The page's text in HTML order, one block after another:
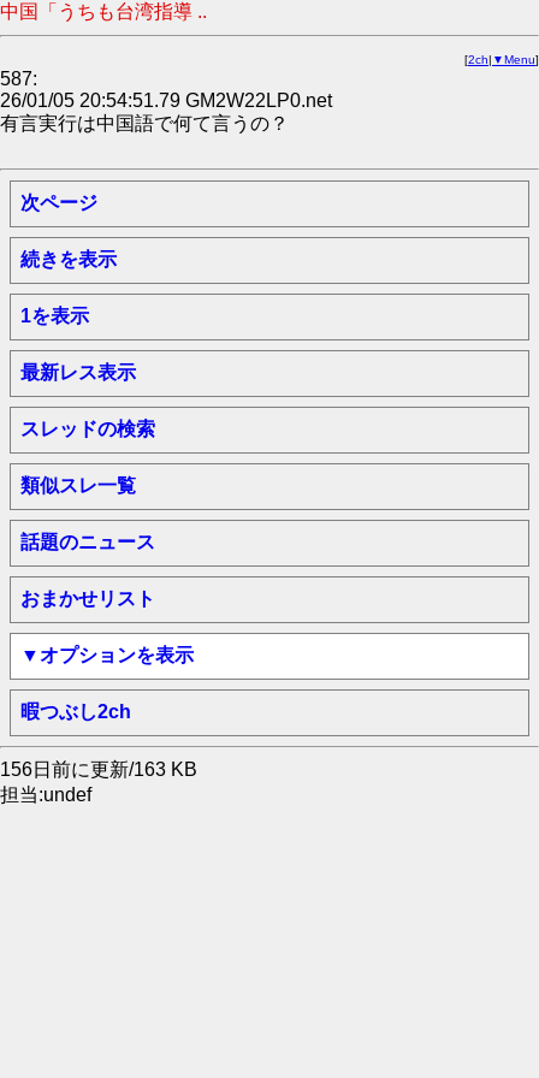
中国「うちも台湾指導 ..
[2ch| ▼Menu]
587:
26/01/05 20:54:51.79 GM2W22LP0.net
有言実行は中国語で何て言うの？
次ページ
続きを表示
1を表示
最新レス表示
スレッドの検索
類似スレ一覧
話題のニュース
おまかせリスト
▼オプションを表示
暇つぶし2ch
156日前に更新/163 KB
担当:undef